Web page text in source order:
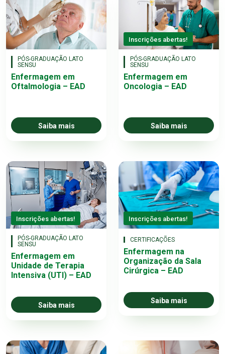
PÓS-GRADUAÇÃO LATO
SENSU
Enfermagem em
Oftalmologia – EAD
Saiba mais
Inscrições abertas!
PÓS-GRADUAÇÃO LATO
SENSU
Enfermagem em
Oncologia – EAD
Saiba mais
Inscrições abertas!
PÓS-GRADUAÇÃO LATO
SENSU
Enfermagem em
Unidade de Terapia
Intensiva (UTI) – EAD
Saiba mais
Inscrições abertas!
CERTIFICAÇÕES
Enfermagem na
Organização da Sala
Cirúrgica – EAD
Saiba mais